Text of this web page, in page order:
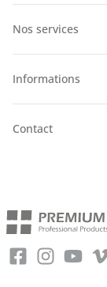
Nos services
Informations
Contact